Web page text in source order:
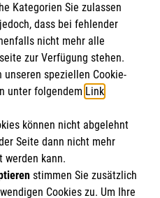
e.V.
ist als eingetragene
Kategorien Sie zulassen
dass bei fehlender
nicht mehr alle
zur Verfügung stehen.
speziellen Cookie-
unter folgendem Link.
können nicht abgelehnt
Seite dann nicht mehr
werden kann.
stimmen Sie zusätzlich
Cookies zu. Um Ihre